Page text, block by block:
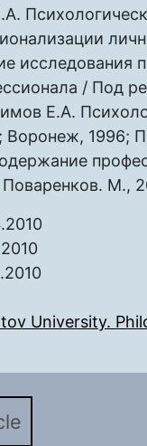
/ Под
Е.А.
1996;
М.,
University.